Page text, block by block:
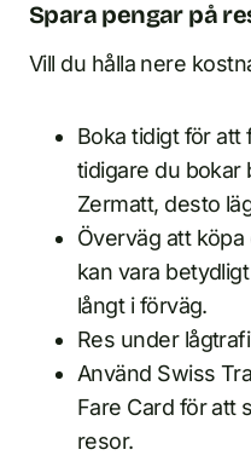
Spara pengar på
Vill du hålla nere
Boka tidigt för att
tidigare du bokar
Zermatt, desto
Överväg att
kan vara
långt i förväg.
Res under
Använd Swiss
Fare Card för att
resor.